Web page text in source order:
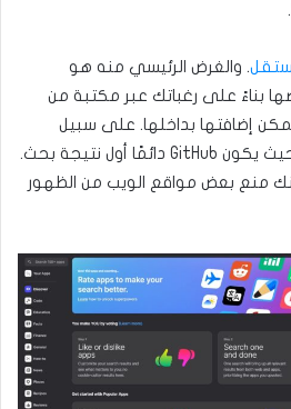
. والغرض الرئيسي منه هو
بناءً على رغباتك عبر مكتبة من
إضافتها بداخلها. على سبيل
المثال، اختر منصة Reddit بحيث يكون GitHub دائمًا أول نتيجة بحث.
منع بعض مواقع الويب من الظهور